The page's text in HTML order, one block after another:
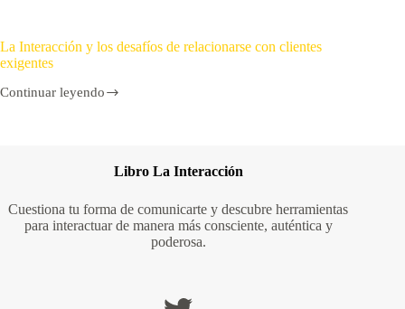
La Interacción y los desafíos de relacionarse con clientes
exigentes
Continuar leyendo
Libro La Interacción
Cuestiona tu forma de comunicarte y descubre herramientas
para interactuar de manera más consciente, auténtica y
poderosa.